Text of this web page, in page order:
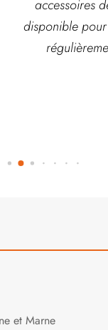
jardin. L’équipe
échanger et
et ne suis
et Marne